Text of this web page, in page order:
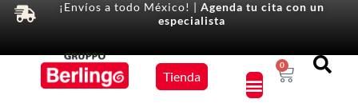
¡Envíos a todo México! | Agenda tu cita con un
especialista
Tienda
0